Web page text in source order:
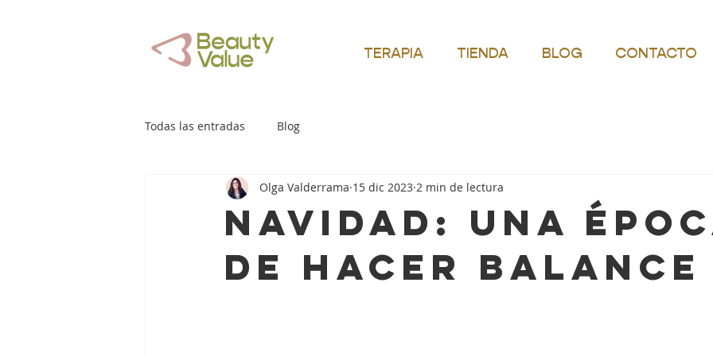
TERAPIA TIENDA BLOG CONTACTO
Todas las entradas Blog
Navidad: una
de hacer balance
Olga Valderrama 15 dic 2023 2 min de lectura